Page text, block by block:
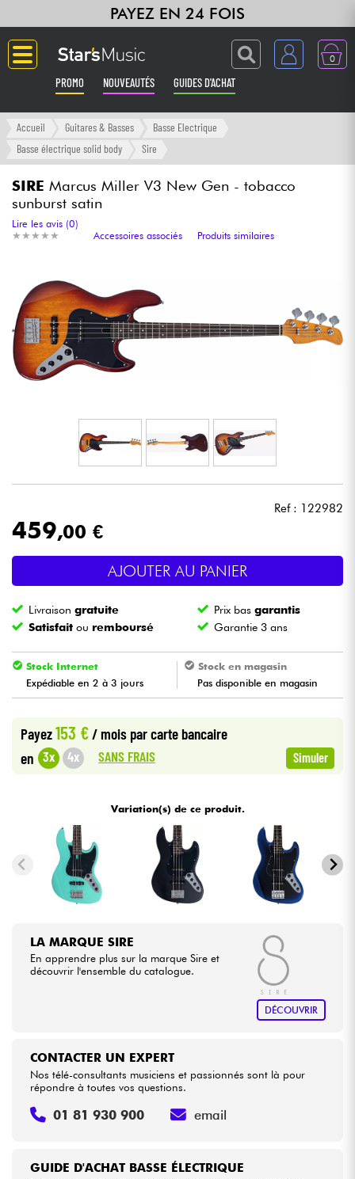
PAYEZ EN 24 FOIS
0
PROMO NOUVEAUTÉS GUIDES D'ACHAT
Langue
Amplis & Effets
Synthés & Sampleurs
Home Studio
Casques
Eclairage
Batteries & Percu
Vents
Violons & Quatuor
Câbles & Access.
Packs
Voir nos marques
Accueil Guitares & Basses
Basse Electrique
Basse électrique solid body
Sire
SIRE Marcus Miller V3 New Gen - tobacco
sunburst satin
★ ★ ★ ★ ★
★ ★ ★ ★ ★
Lire les avis (0)
Accessoires associés
Produits similaires
Ref : 122982
459,00 €
AJOUTER AU PANIER
Livraisongratuite Prix basgarantis
Satisfait ou remboursé Garantie 3 ans
Stock Internet
Expédiable en 2 à 3 jours
Stock en magasin
Pas disponible en magasin
Payez153 €/ mois par carte bancaire
en 3x 4x SANS FRAIS Simuler
Variation(s) de ce produit.
LA MARQUE SIRE
En apprendre plus sur la marque Sire et
découvrir l'ensemble du catalogue.
DÉCOUVRIR
GUIDE D'ACHAT BASSE ÉLECTRIQUE
CONTACTER UN EXPERT
Nos télé-consultants musiciens et passionnés sont là pour
répondre à toutes vos questions.
01 81 930 900 email